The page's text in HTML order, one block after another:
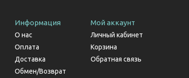
Информация
О нас
Оплата
Доставка
Обмен/Возврат
Мой аккаунт
Личный кабинет
Корзина
Обратная связь